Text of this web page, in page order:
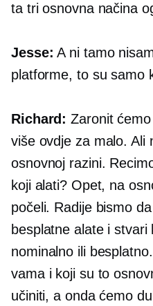
ta tri osnovna načina
Jesse: A ni tamo
platforme, to su samo
Richard: Zaronit
više ovdje za malo. Ali
osnovnoj razini.
koji alati? Opet, na
počeli. Radije bismo
besplatne alate i
nominalno ili
vama i koji su to
učiniti, a onda ćemo